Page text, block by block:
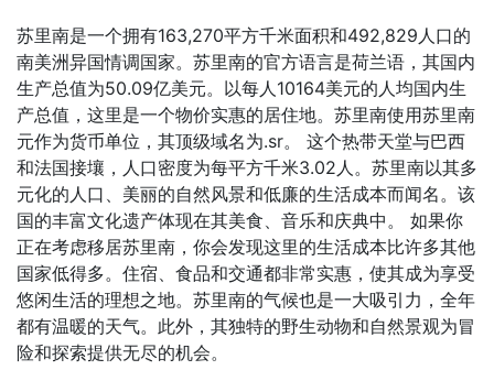
苏里南是一个拥有163,270平方千米面积和492,829人口的
南美洲异国情调国家。苏里南的官方语言是荷兰语，其国内
生产总值为50.09亿美元。以每人10164美元的人均国内生
产总值，这里是一个物价实惠的居住地。苏里南使用苏里南
元作为货币单位，其顶级域名为.sr。 这个热带天堂与巴西
和法国接壤，人口密度为每平方千米3.02人。苏里南以其多
元化的人口、美丽的自然风景和低廉的生活成本而闻名。该
国的丰富文化遗产体现在其美食、音乐和庆典中。 如果你
正在考虑移居苏里南，你会发现这里的生活成本比许多其他
国家低得多。住宿、食品和交通都非常实惠，使其成为享受
悠闲生活的理想之地。苏里南的气候也是一大吸引力，全年
都有温暖的天气。此外，其独特的野生动物和自然景观为冒
险和探索提供无尽的机会。